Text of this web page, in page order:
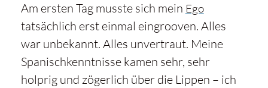
Am ersten Tag musste sich mein Ego
tatsächlich erst einmal eingrooven. Alles
war unbekannt. Alles unvertraut. Meine
Spanischkenntnisse kamen sehr, sehr
holprig und zögerlich über die Lippen – ich